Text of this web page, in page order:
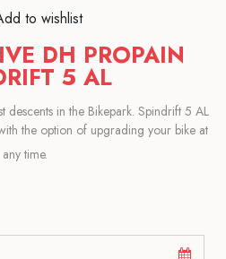
to wishlist
DH PROPAIN
5 AL
in the Bikepark. Spindrift 5 AL
the option of upgrading your bike at
any time.